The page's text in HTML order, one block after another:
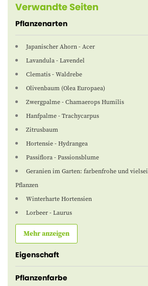
Verwandte Seiten
Pflanzenarten
Japanischer Ahorn - Acer
Lavandula - Lavendel
Clematis - Waldrebe
Olivenbaum (Olea Europaea)
Zwergpalme - Chamaerops Humilis
Hanfpalme - Trachycarpus
Zitrusbaum
Hortensie - Hydrangea
Passiflora - Passionsblume
Geranien im Garten: farbenfrohe und
Pflanzen
Winterharte Hortensien
Lorbeer - Laurus
Mehr anzeigen
Eigenschaft
Pflanzenfarbe